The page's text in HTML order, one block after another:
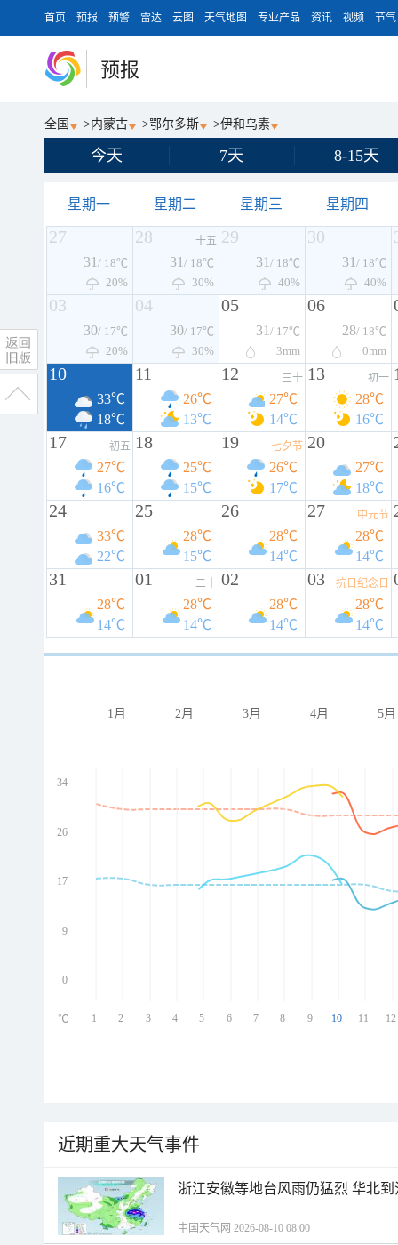
首页 预报 预警 雷达 云图 天气地图 专业产品 资讯 视频 节气
预报
全国 >内蒙古 >鄂尔多斯 >伊和乌素
今天 7天 8-15天
星期一 星期二 星期三 星期四
27
31 / 18℃
20%
28 十五
31 / 18℃
30%
29
31 / 18℃
40%
30
31 / 18℃
40%
03
30/ 17℃
20%
04
30/ 17℃
30%
05
31 / 17℃
3mm
06
28/ 18℃
0mm
10
33℃
18℃
11
26℃
13℃
12 三十
27℃
14℃
13 初一
28℃
16℃
17 初五
27℃
16℃
18
25℃
15℃
19 七夕节
26℃
17℃
20
27℃
18℃
24
33℃
22℃
25
28℃
15℃
26
28℃
14℃
27 中元节
28℃
14℃
31
28℃
14℃
01 二十
28℃
14℃
02
28℃
14℃
03 抗日纪念日
28℃
14℃
1月 2月 3月 4月 5月
34
26
17
9
0
1 2 3 4 5 6 7 8 9 10 11 12
℃
近期重大天气事件
浙江安徽等地台风雨仍猛烈 华北
中国天气网 2026-08-10 08:00